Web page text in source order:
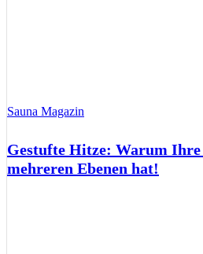
Sauna Magazin
Gestufte Hitze: Warum Ihre
mehreren Ebenen hat!